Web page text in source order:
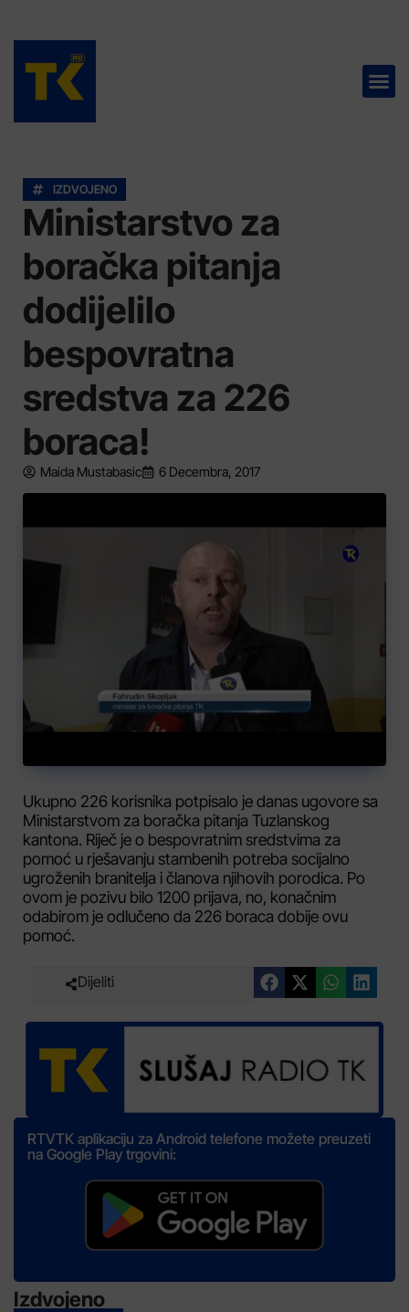
IZDVOJENO
Ministarstvo za
boračka pitanja
dodijelilo
bespovratna
sredstva za 226
boraca!
Maida Mustabasic 6 Decembra, 2017
Ukupno 226 korisnika potpisalo je danas ugovore sa
Ministarstvom za boračka pitanja Tuzlanskog
kantona. Riječ je o bespovratnim sredstvima za
pomoć u rješavanju stambenih potreba socijalno
ugroženih branitelja i članova njihovih porodica. Po
ovom je pozivu bilo 1200 prijava, no, konačnim
odabirom je odlučeno da 226 boraca dobije ovu
pomoć.
Dijeliti
RTVTK aplikaciju za Android telefone možete preuzeti
na Google Play trgovini:
Izdvojeno